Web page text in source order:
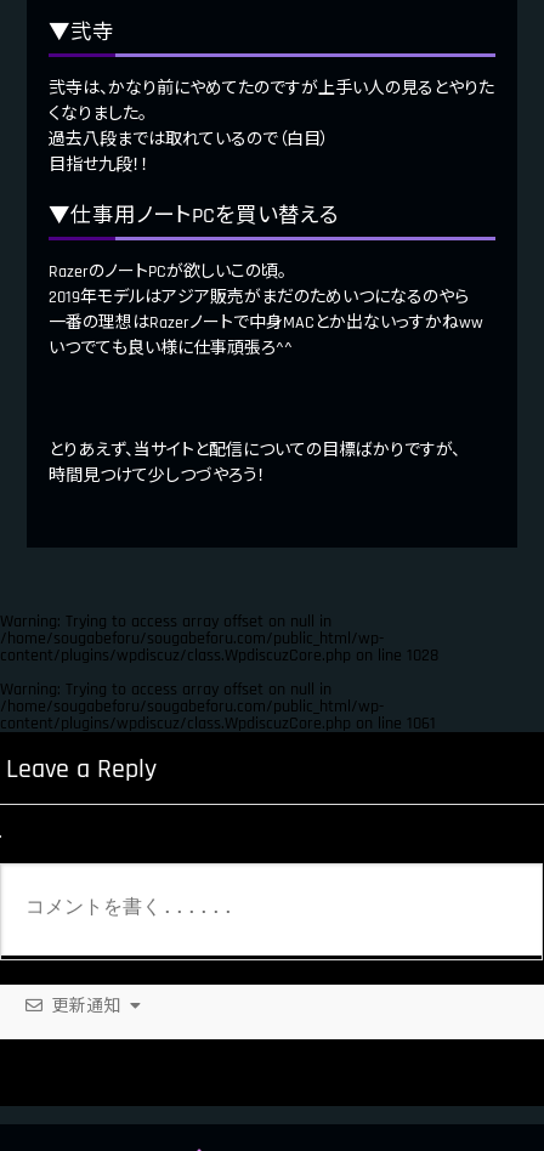
▼弐寺
弐寺は、かなり前にやめてたのですが上手い人の見るとやりた
くなりました。
過去八段までは取れているので（白目）
目指せ九段！！
▼仕事用ノートPCを買い替える
RazerのノートPCが欲しいこの頃。
2019年モデルはアジア販売がまだのためいつになるのやら
一番の理想はRazerノートで中身MACとか出ないっすかねww
いつでても良い様に仕事頑張ろ^^
とりあえず、当サイトと配信についての目標ばかりですが、
時間見つけて少しつづやろう！
Warning : Trying to access array offset on null in
/home/sougabeforu/sougabeforu.com/public_html/wp-
content/plugins/wpdiscuz/class.WpdiscuzCore.php on line 1028
Warning : Trying to access array offset on null in
/home/sougabeforu/sougabeforu.com/public_html/wp-
content/plugins/wpdiscuz/class.WpdiscuzCore.php on line 1061
Leave a Reply
更新通知